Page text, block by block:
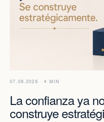
07.08.2026 · 4 MIN
La confianza ya
construye